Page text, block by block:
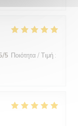
/5 Ποιότητα / Τιμή :